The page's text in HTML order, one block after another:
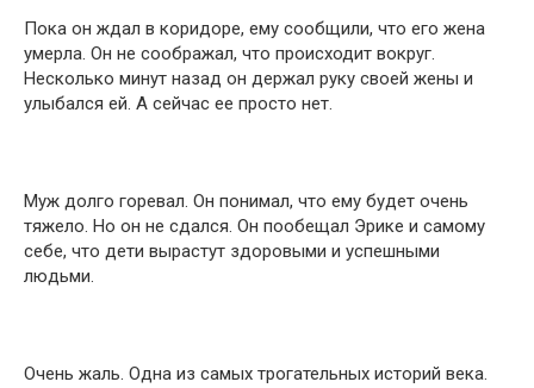
Пока он ждал в коридоре, ему сообщили, что его жена
умерла. Он не соображал, что происходит вокруг.
Несколько минут назад он держал руку своей жены и
улыбался ей. А сейчас ее просто нет.
Муж долго горевал. Он понимал, что ему будет очень
тяжело. Но он не сдался. Он пообещал Эрике и самому
себе, что дети вырастут здоровыми и успешными
людьми.
Очень жаль. Одна из самых трогательных историй века.